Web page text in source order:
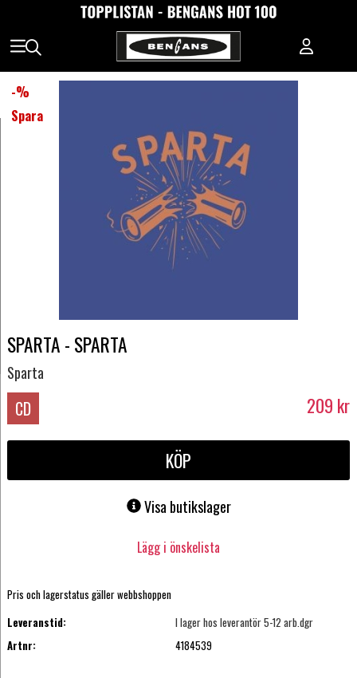
-%
Spara
SPARTA - SPARTA
Sparta
CD 209 kr
KÖP
Visa butikslager
Lägg i önskelista
Pris och lagerstatus gäller webbshoppen
Leveranstid:
I lager hos leverantör 5-12 arb.dgr
Artnr:
4184539